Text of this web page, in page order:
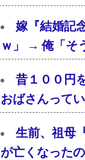
嫁『結婚記
ｗ」 → 俺「
昔１００円
おばさんって
生前、祖母
が亡くなった